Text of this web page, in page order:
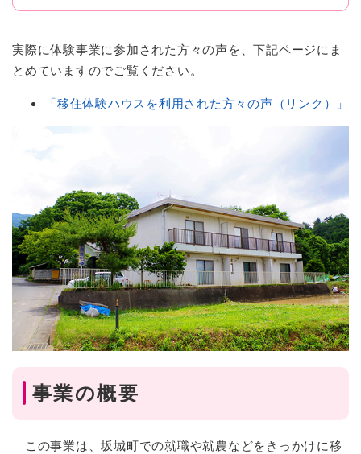
実際に体験事業に参加された方々の声を、下記ページにま
とめていますのでご覧ください。
「移住体験ハウスを利用された方々の声（リンク）」
事業の概要
この事業は、坂城町での就職や就農などをきっかけに移